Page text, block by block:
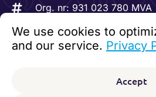
We use cookies to
and our service. Privacy
Accept
Org. nr: 931 023 780 MVA
Følg oss:
F
a
L
i
I
n
a